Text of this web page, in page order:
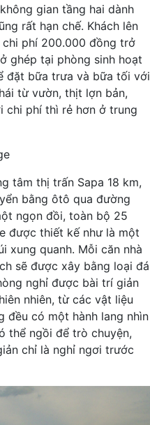
gian tầng hai dành
rất hạn chế. Khách lên
phí 200.000 đồng trở
ghép tại phòng sinh hoạt
đặt bữa trưa và bữa tối với
từ vườn, thịt lợn bản,
chi phí thì rẻ hơn ở trung
tâm thị trấn Sapa 18 km,
bằng ôtô qua đường
ngọn đồi, toàn bộ 25
được thiết kế như là một
xung quanh. Mỗi căn nhà
sẽ được xây bằng loại đá
nghỉ được bài trí giản
nhiên, từ các vật liệu
đều có một hành lang nhìn
thể ngồi để trò chuyện,
chỉ là nghỉ ngơi trước